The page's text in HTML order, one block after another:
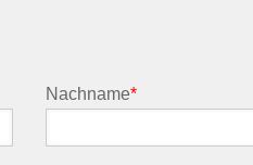
Nachname*